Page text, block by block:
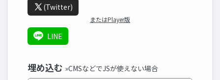
(Twitter)
またはPlayer版
LINE
埋め込む »CMSなどでJSが使えない場合